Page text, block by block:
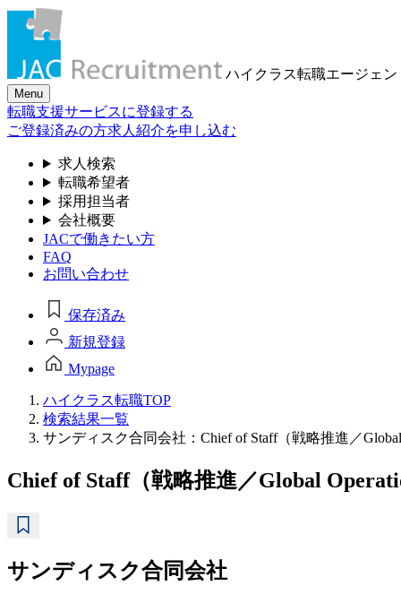
ハイクラス転職エージェン
Menu
転職支援サービスに登録する
ご登録済みの方求人紹介を申し込む
求人検索
転職希望者
採用担当者
会社概要
JACで働きたい方
FAQ
お問い合わせ
保存済み
新規登録
Mypage
ハイクラス転職TOP
検索結果一覧
サンディスク合同会社：Chief of Staff（戦略推進／
Chief of Staff（戦略推進／Global
サンディスク合同会社